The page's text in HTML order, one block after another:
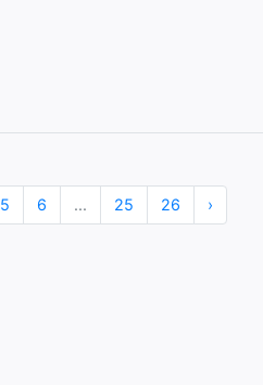
5 6 ... 25 26 ›